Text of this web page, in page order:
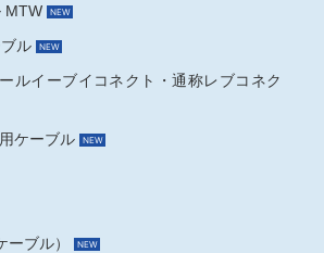
MTW
ル
ルイーブイコネクト・通称レブコネク
ケーブル
ブル）